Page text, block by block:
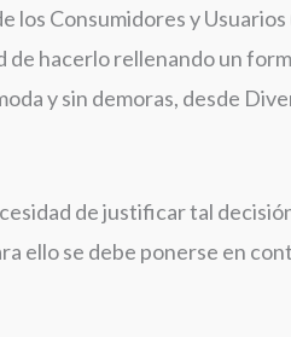
Consumidores y
hacerlo rellenando un
y sin demoras, desde
de justificar tal
ello se debe ponerse en